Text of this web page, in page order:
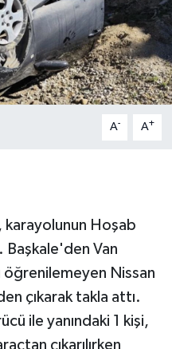
A- A+
karayolunun Hoşab
Van
Nissan
çıkarak takla attı.
ile yanındaki 1 kişi,
çıkarılırken